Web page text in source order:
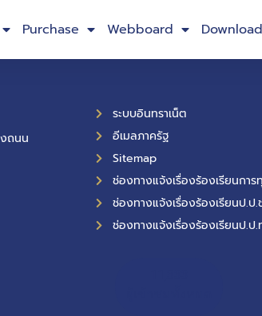
Purchase Webboard Download
ถนน
ระบบอินทราเน็ต
อีเมลภาครัฐ
Sitemap
ช่องทางแจ้งเรื่องร้องเรียนกา
ช่องทางแจ้งเรื่องร้องเรียนป.ป.
ช่องทางแจ้งเรื่องร้องเรียนป.ป.